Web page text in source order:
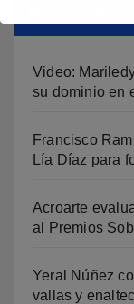
Video:
su dominio en
Francisco
Lía Díaz para
Acroarte
al Premios
Yeral Núñez
vallas y